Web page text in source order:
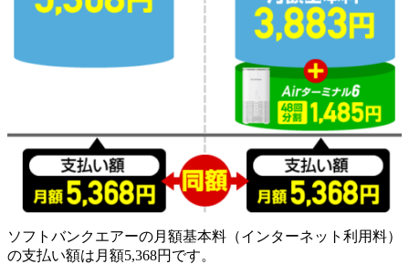
ソフトバンクエアーの月額基本料（インターネット利用料）
の支払い額は月額5,368円です。